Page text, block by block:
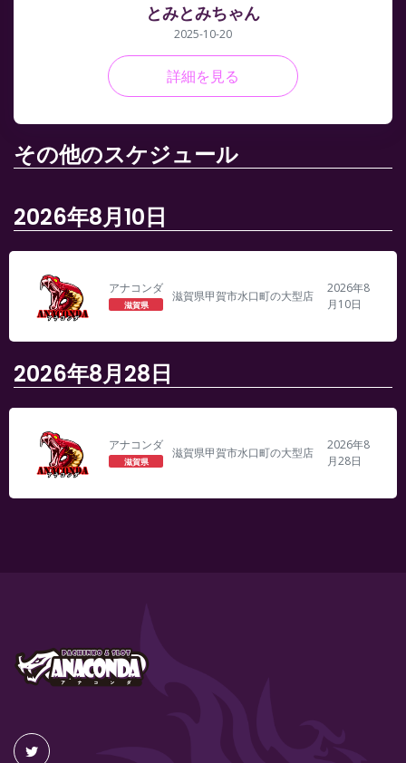
とみとみちゃん
2025-10-20
詳細を見る
その他のスケジュール
2026年8月10日
アナコンダ
滋賀県
滋賀県甲賀市水口町の大型店
2026年8
月10日
2026年8月28日
アナコンダ
滋賀県
滋賀県甲賀市水口町の大型店
2026年8
月28日